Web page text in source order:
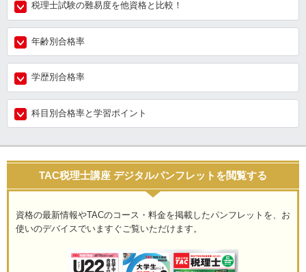
税理士試験の難易度を他資格と比較！
年齢別合格率
学歴別合格率
科目別合格率と学習ポイント
TAC税理士講座 デジタルパンフレットを閲覧する
資格の最新情報やTACのコース・料金を掲載したパンフレットを、お
使いのデバイスでいますぐご覧いただけます。